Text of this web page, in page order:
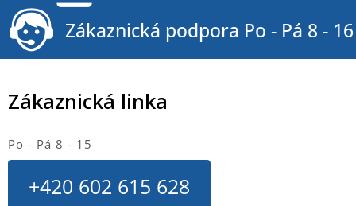
Zákaznická linka
Po - Pá 8 - 15
+420 602 615 628
Zákaznická podpora Po - Pá 8 - 16